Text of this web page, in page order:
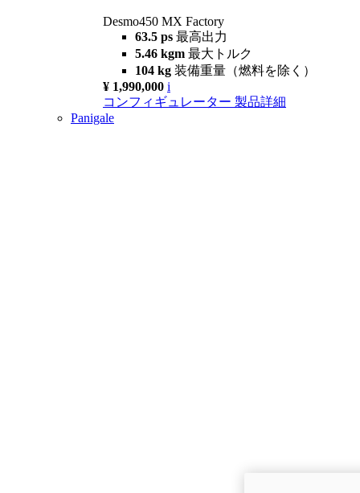
Desmo450 MX Factory
63.5 ps 最高出力
5.46 kgm 最大トルク
104 kg 装備重量（燃料を除く）
¥ 1,990,000 i
コンフィギュレーター 製品詳細
Panigale